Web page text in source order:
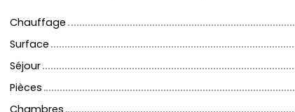
Chauffage
Surface
Séjour
Pièces